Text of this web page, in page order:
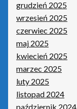
grudzień 2025
wrzesień 2025
czerwiec 2025
maj 2025
kwiecień 2025
marzec 2025
luty 2025
listopad 2024
październik 2024